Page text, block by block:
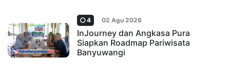
4 02 Agu 2026
InJourney dan Angkasa Pura
Siapkan Roadmap Pariwisata
Banyuwangi